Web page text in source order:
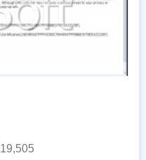
19,505